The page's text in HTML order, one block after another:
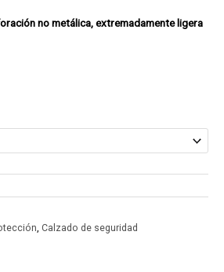
no metálica, extremadamente ligera
, Calzado de seguridad